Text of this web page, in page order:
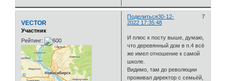
Поделиться 7
30-12-
2022 17:35:48
VECTOR
Участник
Рейтинг:
И плюс к посту выше, думаю,
что деревянный дом в п.4 всё
же имел отношение к самой
школе.
Видимо, там до революции
проживал директор с семьёй,